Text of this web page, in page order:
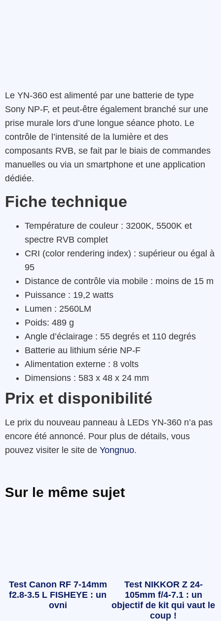
Le YN-360 est alimenté par une batterie de type
Sony NP-F, et peut-être également branché sur une
prise murale lors d’une longue séance photo. Le
contrôle de l’intensité de la lumière et des
composants RVB, se fait par le biais de commandes
manuelles ou via un smartphone et une application
dédiée.
Fiche technique
Température de couleur : 3200K, 5500K et
spectre RVB complet
CRI (color rendering index) : supérieur ou égal à
95
Distance de contrôle via mobile : moins de 15 m
Puissance : 19,2 watts
Lumen : 2560LM
Poids: 489 g
Angle d’éclairage : 55 degrés et 110 degrés
Batterie au lithium série NP-F
Alimentation externe : 8 volts
Dimensions : 583 x 48 x 24 mm
Prix et disponibilité
Le prix du nouveau panneau à LEDs YN-360 n’a pas
encore été annoncé. Pour plus de détails, vous
pouvez visiter le site de Yongnuo.
Sur le même sujet
Test Canon RF 7-14mm
f2.8-3.5 L FISHEYE : un
ovni
Test NIKKOR Z 24-
105mm f/4-7.1 : un
objectif de kit qui vaut le
coup !